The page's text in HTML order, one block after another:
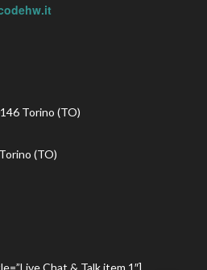
Torino (TO)
(TO)
Chat & Talk item 1″]